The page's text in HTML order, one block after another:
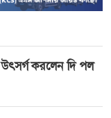
উৎসর্গ করলেন দি পল